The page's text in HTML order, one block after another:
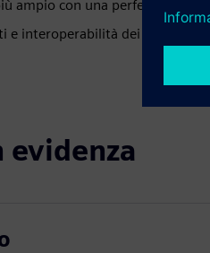
ampio con una perfetta
e interoperabilità dei dati
evidenza